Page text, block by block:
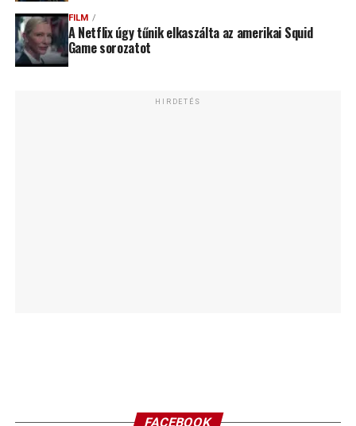
FILM
A Netflix úgy tűnik elkaszálta az amerikai Squid
Game sorozatot
HIRDETÉS
FACEBOOK